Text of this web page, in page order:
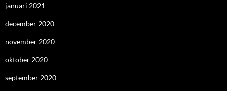
januari 2021
december 2020
november 2020
oktober 2020
september 2020